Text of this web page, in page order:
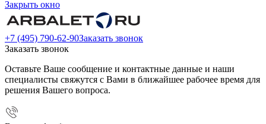
Закрыть окно
+7 (495) 790-62-90Заказать звонок
Заказать звонок
Оставьте Ваше сообщение и контактные данные и наши
специалисты свяжутся с Вами в ближайшее рабочее время для
решения Вашего вопроса.